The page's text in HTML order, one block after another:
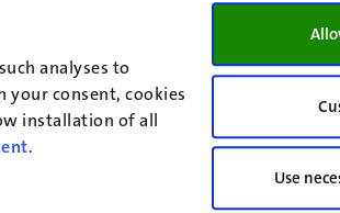
analyses to
your consent, cookies
installation of all
.
Use